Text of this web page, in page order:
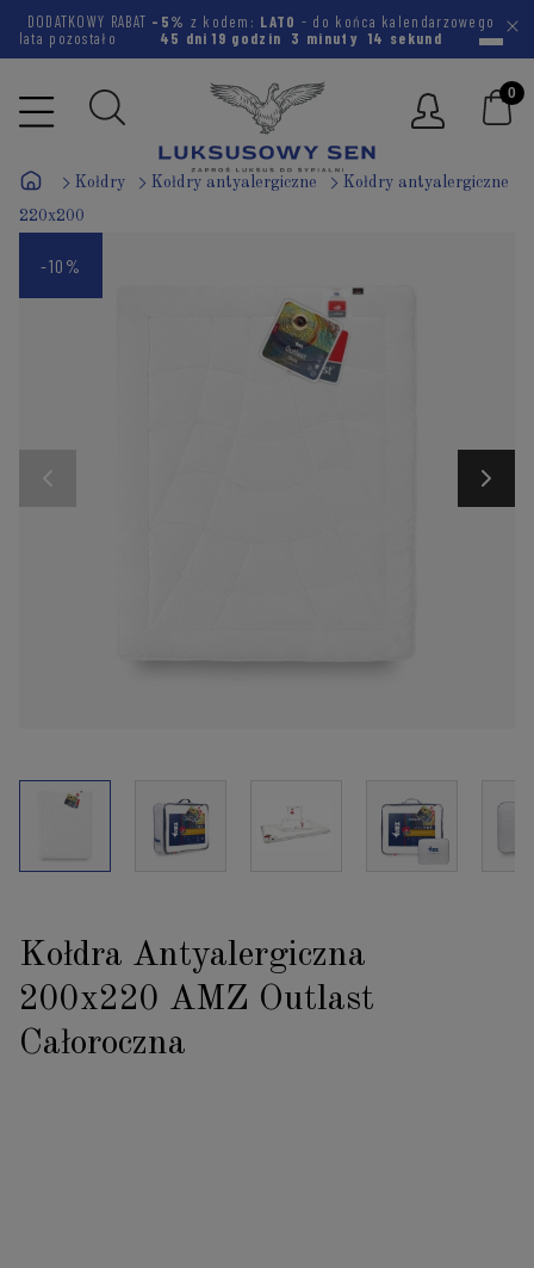
DODATKOWY RABAT -5% z kodem: LATO - do końca kalendarzowego
lata pozostało
45 dni 19 godzin 3 minuty 14 sekund
Kołdry Kołdry antyalergiczne Kołdry antyalergiczne
220x200
Kołdra Antyalergiczna
200x220 AMZ Outlast
Całoroczna
-10%